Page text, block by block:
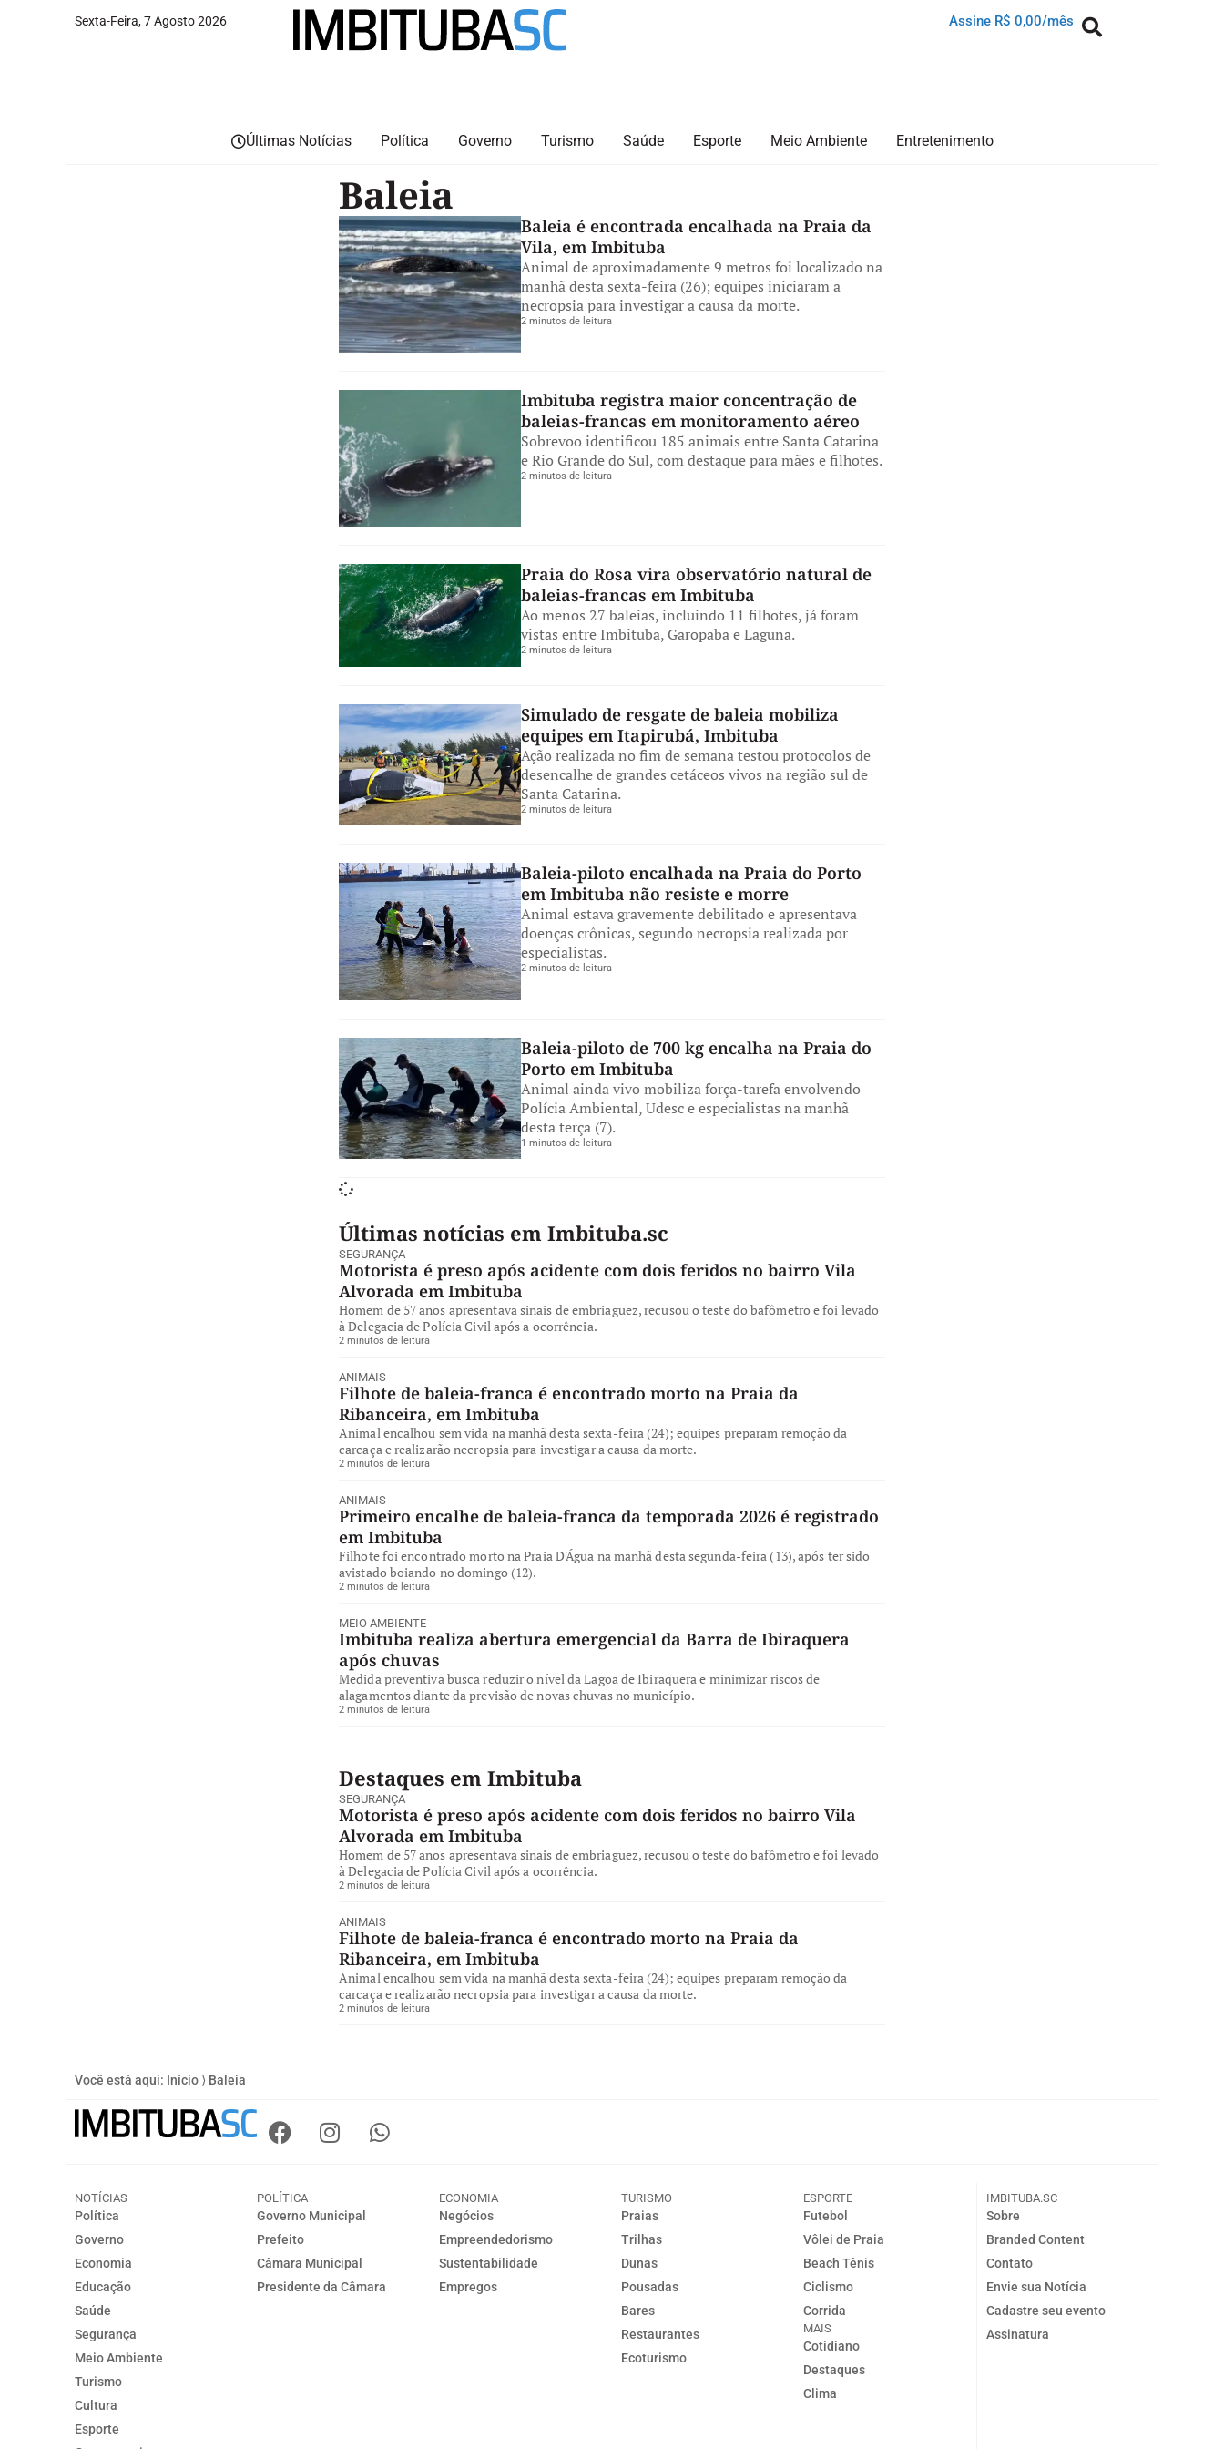
Sexta-Feira, 7 Agosto 2026 Assine R$ 0,00/mês
Últimas Notícias Política Governo Turismo Saúde Esporte Meio Ambiente Entretenimento
Baleia
Baleia é encontrada encalhada na Praia da
Vila, em Imbituba
Animal de aproximadamente 9 metros foi localizado na
manhã desta sexta-feira (26); equipes iniciaram a
necropsia para investigar a causa da morte.
2 minutos de leitura
Imbituba registra maior concentração de
baleias-francas em monitoramento aéreo
Sobrevoo identificou 185 animais entre Santa Catarina
e Rio Grande do Sul, com destaque para mães e filhotes.
2 minutos de leitura
Praia do Rosa vira observatório natural de
baleias-francas em Imbituba
Ao menos 27 baleias, incluindo 11 filhotes, já foram
vistas entre Imbituba, Garopaba e Laguna.
2 minutos de leitura
Simulado de resgate de baleia mobiliza
equipes em Itapirubá, Imbituba
Ação realizada no fim de semana testou protocolos de
desencalhe de grandes cetáceos vivos na região sul de
Santa Catarina.
2 minutos de leitura
Baleia-piloto encalhada na Praia do Porto
em Imbituba não resiste e morre
Animal estava gravemente debilitado e apresentava
doenças crônicas, segundo necropsia realizada por
especialistas.
2 minutos de leitura
Baleia-piloto de 700 kg encalha na Praia do
Porto em Imbituba
Animal ainda vivo mobiliza força-tarefa envolvendo
Polícia Ambiental, Udesc e especialistas na manhã
desta terça (7).
1 minutos de leitura
Últimas notícias em Imbituba.sc
SEGURANÇA
Motorista é preso após acidente com dois feridos no bairro Vila
Alvorada em Imbituba
Homem de 57 anos apresentava sinais de embriaguez, recusou o teste do bafômetro e foi levado
à Delegacia de Polícia Civil após a ocorrência.
2 minutos de leitura
ANIMAIS
Filhote de baleia-franca é encontrado morto na Praia da
Ribanceira, em Imbituba
Animal encalhou sem vida na manhã desta sexta-feira (24); equipes preparam remoção da
carcaça e realizarão necropsia para investigar a causa da morte.
2 minutos de leitura
ANIMAIS
Primeiro encalhe de baleia-franca da temporada 2026 é registrado
em Imbituba
Filhote foi encontrado morto na Praia D'Água na manhã desta segunda-feira (13), após ter sido
avistado boiando no domingo (12).
2 minutos de leitura
MEIO AMBIENTE
Imbituba realiza abertura emergencial da Barra de Ibiraquera
após chuvas
Medida preventiva busca reduzir o nível da Lagoa de Ibiraquera e minimizar riscos de
alagamentos diante da previsão de novas chuvas no município.
2 minutos de leitura
Destaques em Imbituba
SEGURANÇA
Motorista é preso após acidente com dois feridos no bairro Vila
Alvorada em Imbituba
Homem de 57 anos apresentava sinais de embriaguez, recusou o teste do bafômetro e foi levado
à Delegacia de Polícia Civil após a ocorrência.
2 minutos de leitura
ANIMAIS
Filhote de baleia-franca é encontrado morto na Praia da
Ribanceira, em Imbituba
Animal encalhou sem vida na manhã desta sexta-feira (24); equipes preparam remoção da
carcaça e realizarão necropsia para investigar a causa da morte.
2 minutos de leitura
Você está aqui: Início ⟩ Baleia
NOTÍCIAS
Política
Governo
Economia
Educação
Saúde
Segurança
Meio Ambiente
Turismo
Cultura
Esporte
POLÍTICA
Governo Municipal
Prefeito
Câmara Municipal
Presidente da Câmara
ECONOMIA
Negócios
Empreendedorismo
Sustentabilidade
Empregos
TURISMO
Praias
Trilhas
Dunas
Pousadas
Bares
Restaurantes
Ecoturismo
ESPORTE
Futebol
Vôlei de Praia
Beach Tênis
Ciclismo
Corrida
MAIS
Cotidiano
Destaques
Clima
IMBITUBA.SC
Sobre
Branded Content
Contato
Envie sua Notícia
Cadastre seu evento
Assinatura